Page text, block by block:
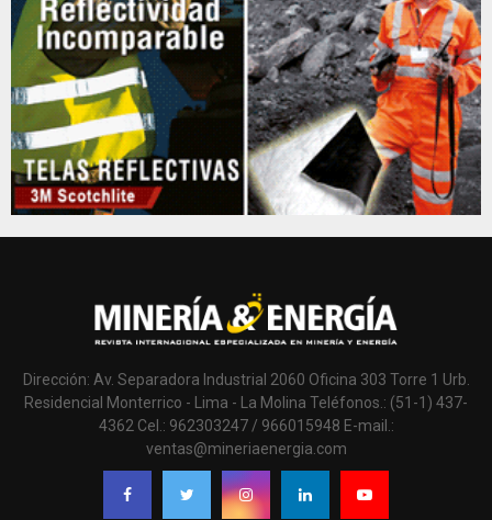
Dirección: Av. Separadora Industrial 2060 Oficina 303 Torre 1 Urb.
Residencial Monterrico - Lima - La Molina Teléfonos.: (51-1) 437-
4362 Cel.: 962303247 / 966015948 E-mail.:
ventas@mineriaenergia.com